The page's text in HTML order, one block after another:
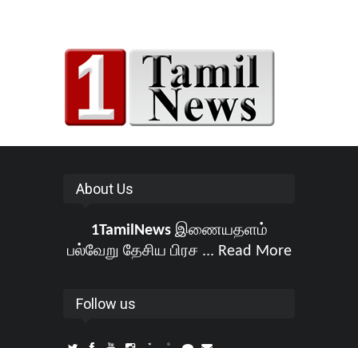
About Us
1TamilNewsஇணையதளம்
பல்வேறு தேசிய பிரச ... Read More
Follow us